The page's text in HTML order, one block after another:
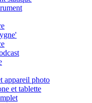
appareil photo
et tablette